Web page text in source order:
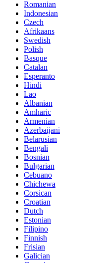
Romanian
Indonesian
Czech
Afrikaans
Swedish
Polish
Basque
Catalan
Esperanto
Hindi
Lao
Albanian
Amharic
Armenian
Azerbaijani
Belarusian
Bengali
Bosnian
Bulgarian
Cebuano
Chichewa
Corsican
Croatian
Dutch
Estonian
Filipino
Finnish
Frisian
Galician